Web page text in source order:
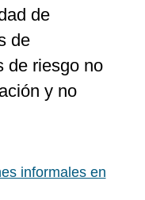
de
de
de riesgo no
y no
informales en